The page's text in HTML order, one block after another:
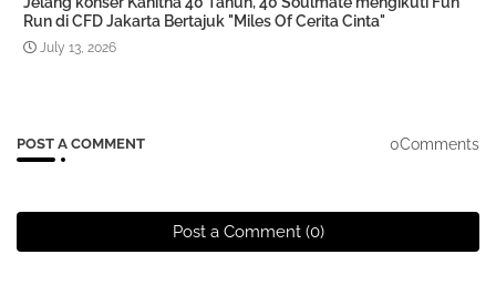
Run di CFD Jakarta Bertajuk "Miles Of Cerita Cinta"
July 13, 2026
POST A COMMENT 0Comments
Post a Comment (0)